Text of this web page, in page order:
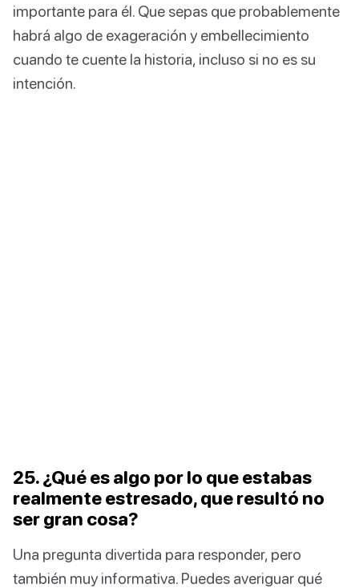
importante para él. Que sepas que probablemente
habrá algo de exageración y embellecimiento
cuando te cuente la historia, incluso si no es su
intención.
25. ¿Qué es algo por lo que estabas
realmente estresado, que resultó no
ser gran cosa?
Una pregunta divertida para responder, pero
también muy informativa. Puedes averiguar qué